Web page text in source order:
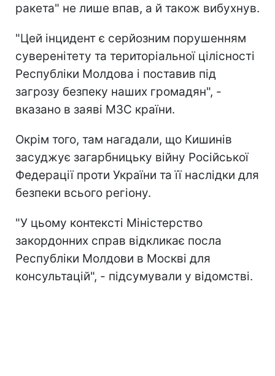
ракета" не лише впав, а й також вибухнув.
"Цей інцидент є серйозним порушенням
суверенітету та територіальної цілісності
Республіки Молдова і поставив під
загрозу безпеку наших громадян", -
вказано в заяві МЗС країни.
Окрім того, там нагадали, що Кишинів
засуджує загарбницьку війну Російської
Федерації проти України та її наслідки для
безпеки всього регіону.
"У цьому контексті Міністерство
закордонних справ відкликає посла
Республіки Молдови в Москві для
консультацій", - підсумували у відомстві.